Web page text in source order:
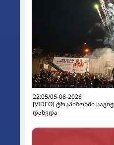
22:05/05-08-2026
[VIDEO] ტრაპიზონში
დახვდა